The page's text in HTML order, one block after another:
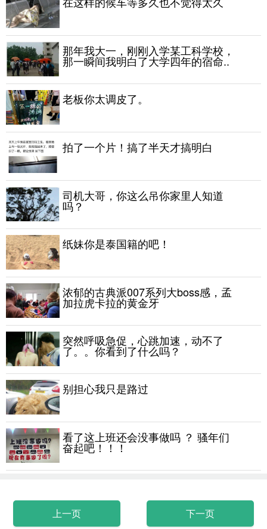
那年我大一，刚刚入学某工科学校，
那一瞬间我明白了大学四年的宿命..
老板你太调皮了。
拍了一个片！搞了半天才搞明白
司机大哥，你这么吊你家里人知道
吗？
纸妹你是泰国籍的吧！
浓郁的古典派007系列大boss感，孟
加拉虎卡拉的黄金牙
突然呼吸急促，心跳加速，动不了
了。。你看到了什么吗？
别担心我只是路过
看了这上班还会没事做吗 ？ 骚年们
奋起吧！！！
上一页 下一页